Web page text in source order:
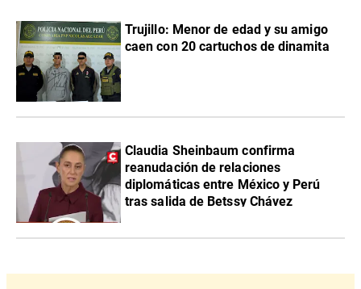
Trujillo: Menor de edad y su amigo
caen con 20 cartuchos de dinamita
Claudia Sheinbaum confirma
reanudación de relaciones
diplomáticas entre México y Perú
tras salida de Betssy Chávez